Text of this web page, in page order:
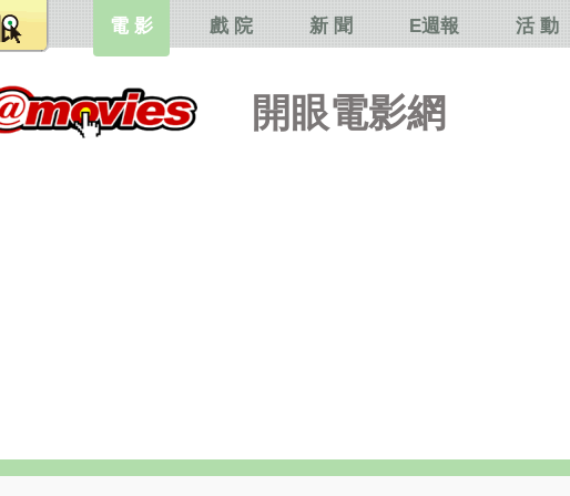
開眼電影網
電 影 戲 院 新 聞 E週報 活 動